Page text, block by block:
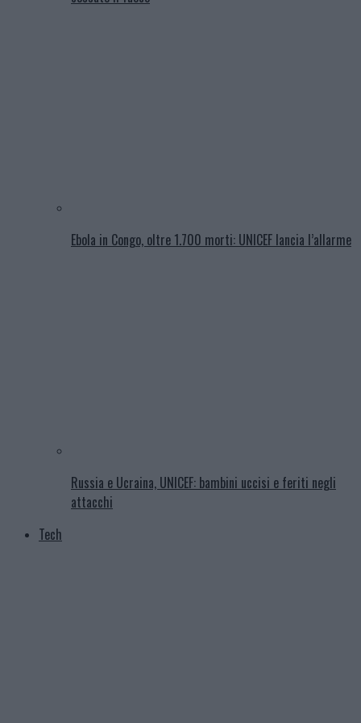
Ebola in Congo, oltre 1.700 morti: UNICEF lancia l’allarme
Russia e Ucraina, UNICEF: bambini uccisi e feriti negli
attacchi
Tech